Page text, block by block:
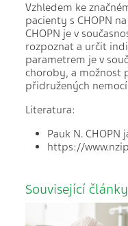
Vzhledem ke
pacienty s CHOPN
CHOPN je v
rozpoznat a určit
parametrem je v
choroby, a možnost
přidružených
Literatura:
Pauk N.
https://
Související články